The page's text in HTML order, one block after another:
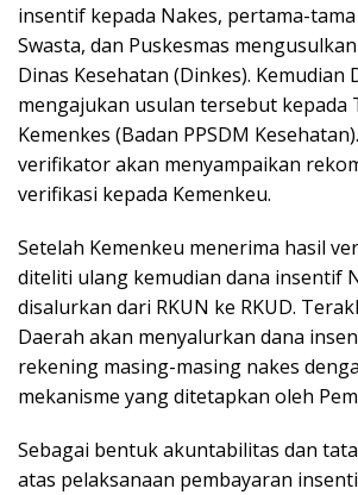
insentif kepada Nakes, pertama-tama
Swasta, dan Puskesmas
Dinas Kesehatan (Dinkes). Kemudian
mengajukan usulan tersebut kepada
Kemenkes (Badan PPSDM
verifikator akan menyampaikan
verifikasi kepada Kemenkeu.
Setelah Kemenkeu menerima hasil
diteliti ulang kemudian dana insentif
disalurkan dari RKUN ke RKUD.
Daerah akan menyalurkan dana
rekening masing-masing nakes
mekanisme yang ditetapkan oleh
Sebagai bentuk akuntabilitas dan
atas pelaksanaan pembayaran